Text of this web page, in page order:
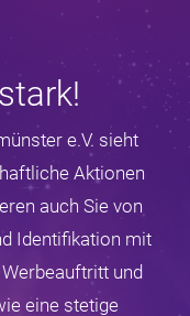
e.V. sieht
Aktionen
auch Sie von
Identifikation mit
und
eine stetige